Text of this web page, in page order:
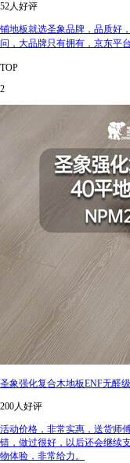
52人好评
铺地板就选圣象品牌，品质好
问，大品牌只有拥有，京东平
TOP
2
圣象强化复合木地板ENF无醛
200人好评
活动价格，非常实惠，送货师
错，做过很好，以后还会继续
物体验，非常给力。